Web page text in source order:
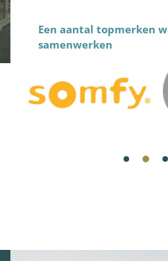
Een aantal topmerken
samenwerken